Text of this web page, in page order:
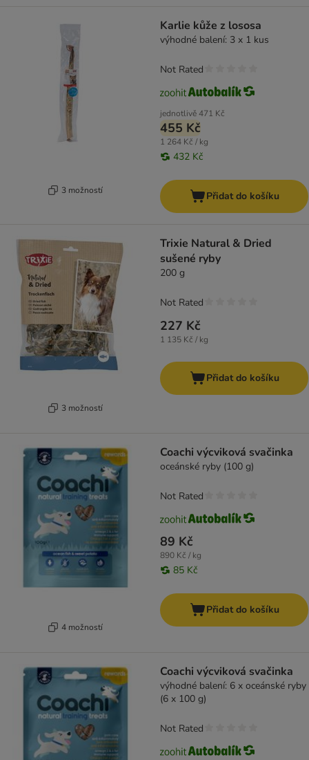
3 možností
Karlie kůže z lososa
výhodné balení: 3 x 1 kus
jednotlivě471 Kč
455 Kč
1 264 Kč / kg
432 Kč
Not Rated
Přidat do košíku
3 možností
Trixie Natural & Dried
sušené ryby
200 g
227 Kč
1 135 Kč / kg
Not Rated
Přidat do košíku
4 možností
Coachi výcviková svačinka
oceánské ryby (100 g)
89 Kč
890 Kč / kg
85 Kč
Not Rated
Přidat do košíku
Coachi výcviková svačinka
výhodné balení: 6 x oceánské ryby
(6 x 100 g)
Not Rated